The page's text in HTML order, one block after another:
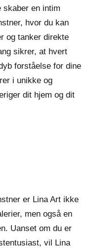
en intim
hvor du kan
og tanker direkte
sikrer, at hvert
forståelse for dine
i unikke og
dit hjem og dit
er Lina Art ikke
men også en
Uanset om du er
vil Lina